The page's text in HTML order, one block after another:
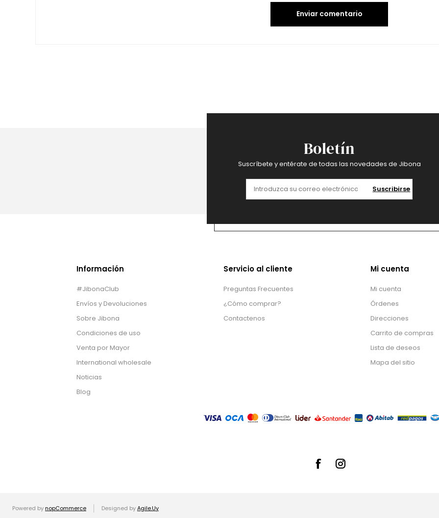
Enviar comentario
Boletín
Suscríbete y entérate de todas las novedades de Jibona
Suscribirse
Información
#JibonaClub
Envíos y Devoluciones
Sobre Jibona
Condiciones de uso
Venta por Mayor
International wholesale
Noticias
Blog
Servicio al cliente
Preguntas Frecuentes
¿Cómo comprar?
Contactenos
Mi cuenta
Mi cuenta
Órdenes
Direcciones
Carrito de compras
Lista de deseos
Mapa del sitio
Powered by nopCommerce Designed byAgile.Uy